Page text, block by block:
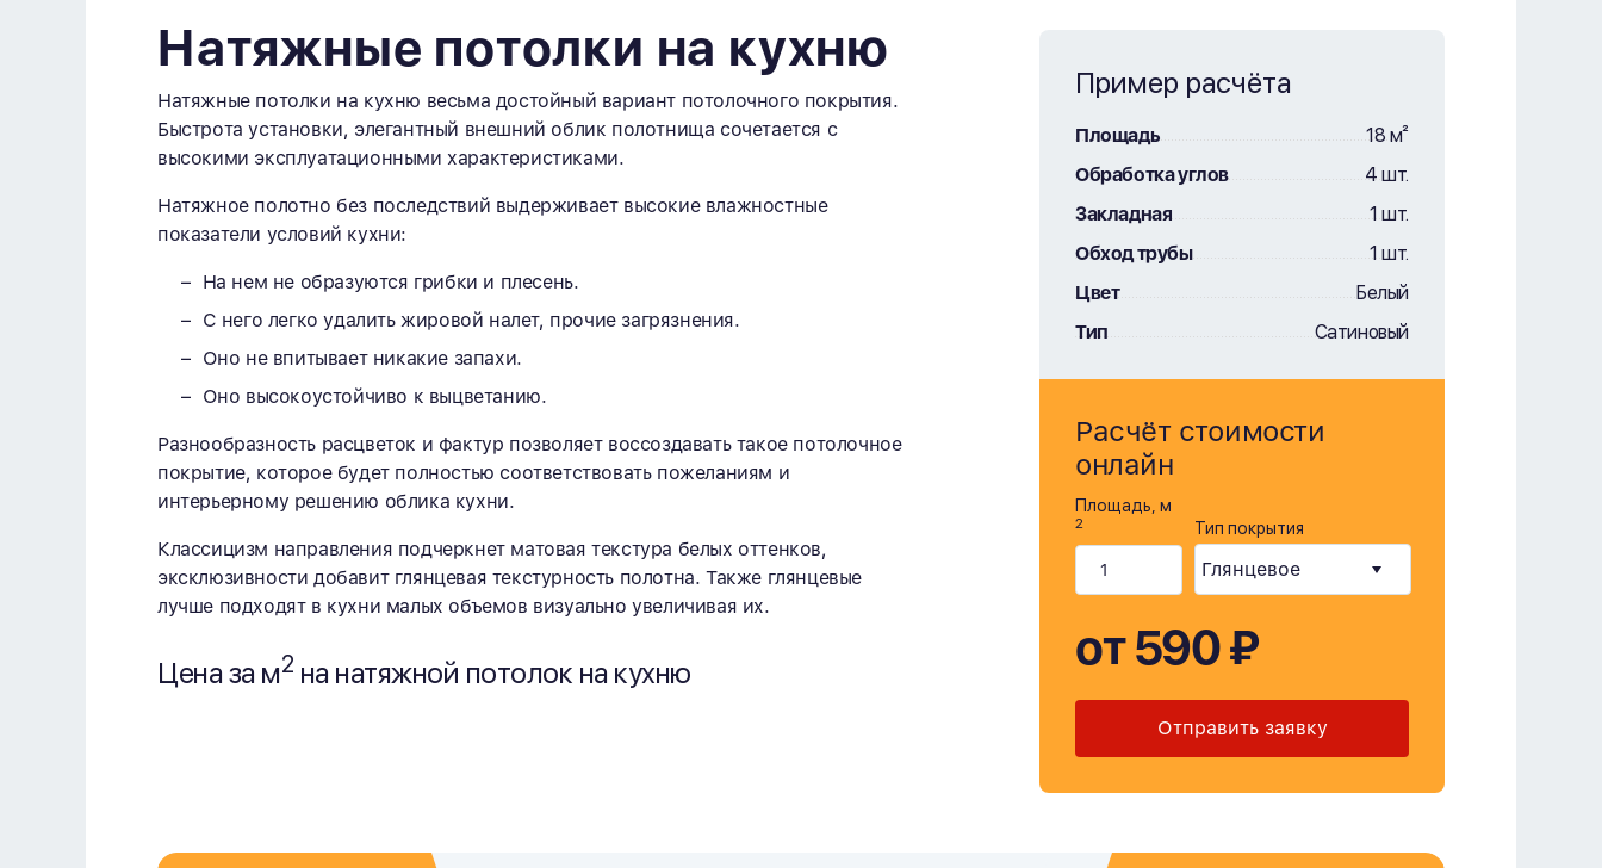
Натяжные потолки на кухню
Натяжные потолки на кухню весьма достойный вариант потолочного покрытия.
Быстрота установки, элегантный внешний облик полотнища сочетается с
высокими эксплуатационными характеристиками.
Натяжное полотно без последствий выдерживает высокие влажностные
показатели условий кухни:
На нем не образуются грибки и плесень.
С него легко удалить жировой налет, прочие загрязнения.
Оно не впитывает никакие запахи.
Оно высокоустойчиво к выцветанию.
Разнообразность расцветок и фактур позволяет воссоздавать такое потолочное
покрытие, которое будет полностью соответствовать пожеланиям и
интерьерному решению облика кухни.
Классицизм направления подчеркнет матовая текстура белых оттенков,
эксклюзивности добавит глянцевая текстурность полотна. Также глянцевые
лучше подходят в кухни малых объемов визуально увеличивая их.
Цена за м2 на натяжной потолок на кухню
Пример расчёта
Площадь
18 м²
Обработка углов
4 шт.
Закладная
1 шт.
Обход трубы
1 шт.
Цвет
Белый
Тип
Сатиновый
Расчёт стоимости
онлайн
Площадь, м
2 Тип покрытия
от 590 ₽
Отправить заявку